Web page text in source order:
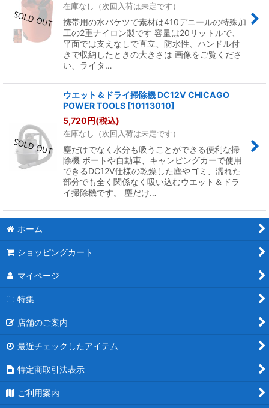
在庫なし（次回入荷は未定です）
携帯用の水バケツで素材は410デニールの特殊加
工の2重ナイロン製です 容量は20リットルで、
平面では支えなしで直立、防水性、ハンドル付
きで収納したときの大きさは 画像をご覧くださ
い、ライタ…
ウエット＆ドライ掃除機 DC12V CHICAGO
POWER TOOLS [10113010]
5,720円(税込)
在庫なし（次回入荷は未定です）
塵だけでなく水分も吸うことができる便利な掃
除機 ボートや自動車、キャンピングカーで使用
できるDC12V仕様の乾燥した塵やゴミ、濡れた
部分でも全く関係なく吸い込むウエット＆ドラ
イ掃除機です。 塵だけ…
ホーム
ショッピングカート
マイページ
特集
店舗のご案内
最近チェックしたアイテム
特定商取引法表示
ご利用案内